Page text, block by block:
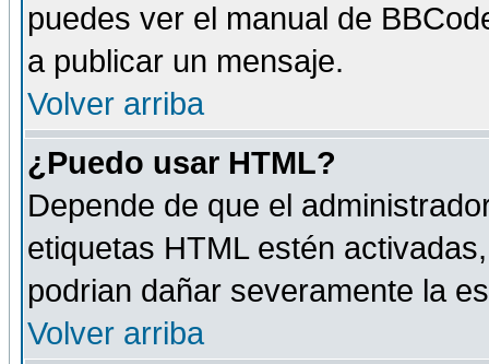
puedes ver el manual de
a publicar un mensaje.
Volver arriba
¿Puedo usar HTML?
Depende de que el
etiquetas HTML estén
podrian dañar severamente la
Volver arriba